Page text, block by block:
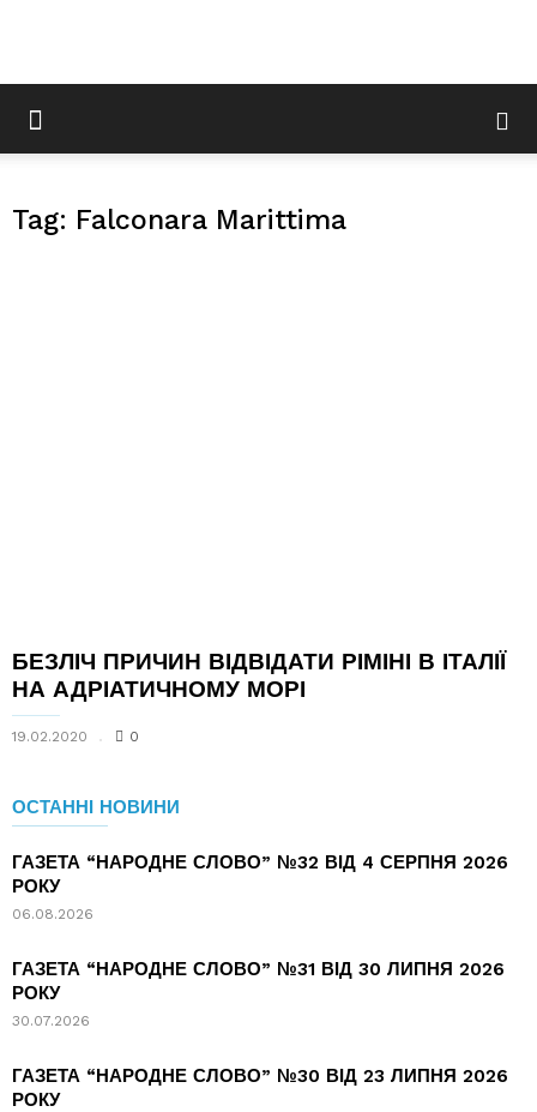
Tag: Falconara Marittima
БЕЗЛІЧ ПРИЧИН ВІДВІДАТИ РІМІНІ В ІТАЛІЇ
НА АДРІАТИЧНОМУ МОРІ
19.02.2020 0
ОСТАННІ НОВИНИ
ГАЗЕТА “НАРОДНЕ СЛОВО” №32 ВІД 4 СЕРПНЯ 2026
РОКУ
06.08.2026
ГАЗЕТА “НАРОДНЕ СЛОВО” №31 ВІД 30 ЛИПНЯ 2026
РОКУ
30.07.2026
ГАЗЕТА “НАРОДНЕ СЛОВО” №30 ВІД 23 ЛИПНЯ 2026
РОКУ